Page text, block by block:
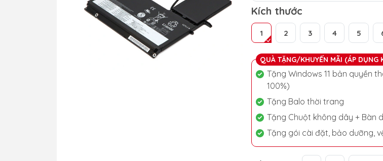
Kích thước
1 2 3 4 5
QUÀ TẶNG/KHUYẾN MÃI (ÁP DỤNG
Tặng Windows 11 bản quyền
100%)
Tặng Balo thời trang
Tặng Chuột không dây + Bàn
Tặng gói cài đặt, bảo dưỡng,